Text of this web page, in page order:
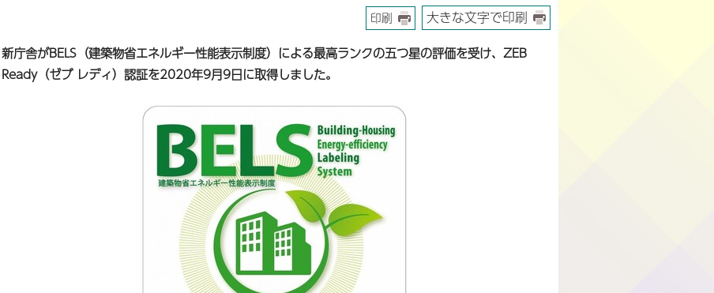
印刷 大きな文字で印刷
新庁舎がBELS（建築物省エネルギー性能表示制度）による最高ランクの五つ星の評価を受け、ZEB
Ready（ゼブ レディ）認証を2020年9月9日に取得しました。